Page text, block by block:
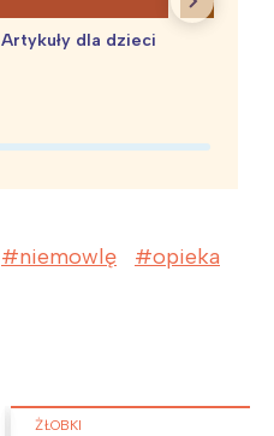
Artykuły dla dzieci
niemowlę opieka
ŻŁOBKI